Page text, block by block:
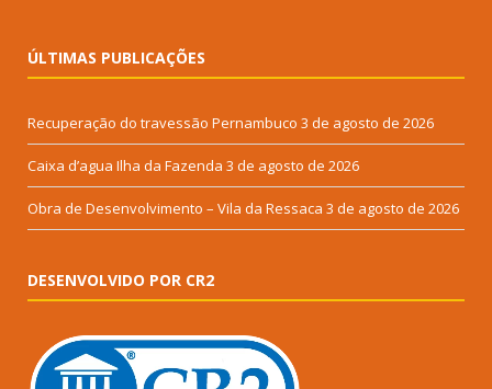
ÚLTIMAS PUBLICAÇÕES
Recuperação do travessão Pernambuco 3 de agosto de 2026
Caixa d’agua Ilha da Fazenda 3 de agosto de 2026
Obra de Desenvolvimento – Vila da Ressaca 3 de agosto de 2026
DESENVOLVIDO POR CR2